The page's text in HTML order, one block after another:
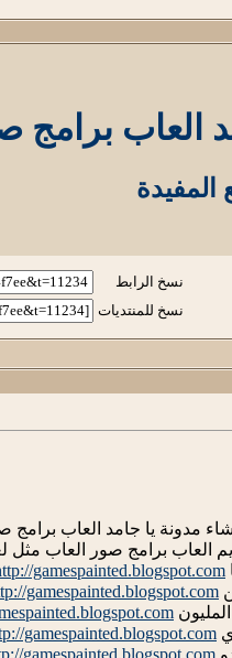
العاب برامج
المفيدة
نسخ الرابط
نسخ للمنتديات
مدونة يا جامد العاب برامج
العاب برامج صور العاب مثل
gamespainted.blogspot.com
gamespainted.blogspot.com
gamespainted.blogspot.com
gamespainted.blogspot.com